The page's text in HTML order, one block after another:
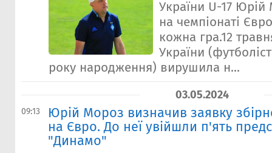
України U-17
на чемпіонаті
кожна гра.12
України
року народження) вирушила н...
03.05.2024
09:13
Юрій Мороз визначив заявку
на Євро. До неї увійшли п'ять
"Динамо"